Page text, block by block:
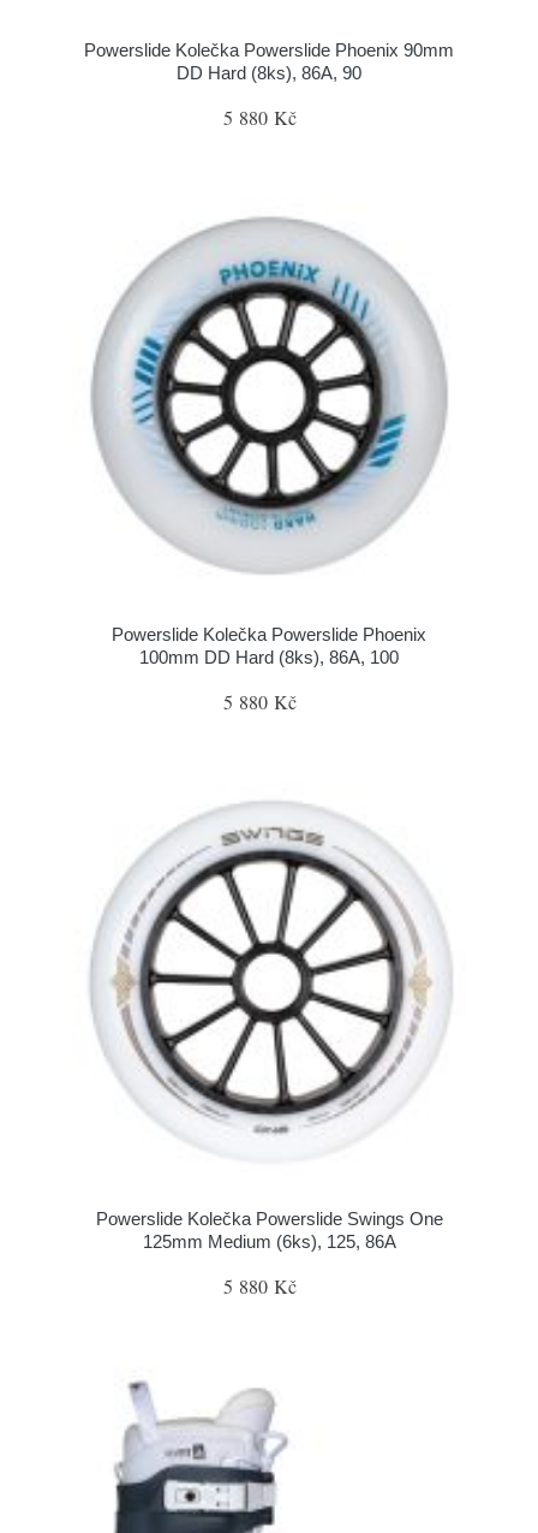
Powerslide Kolečka Powerslide Phoenix 90mm
DD Hard (8ks), 86A, 90
5 880 Kč
Powerslide Kolečka Powerslide Phoenix
100mm DD Hard (8ks), 86A, 100
5 880 Kč
Powerslide Kolečka Powerslide Swings One
125mm Medium (6ks), 125, 86A
5 880 Kč